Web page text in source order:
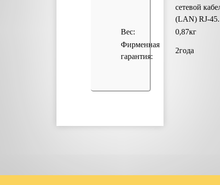
сетевой
(LAN) RJ-45.
Вес:
0,87кг
Фирменная
гарантия:
2года